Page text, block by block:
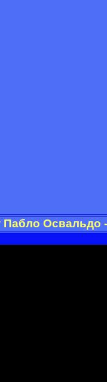
Освальдо